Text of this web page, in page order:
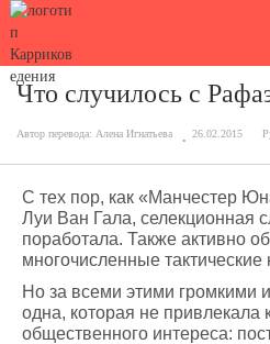
Что случилось с
Автор перевода: Алена Игнатьева 26.02.2015
С тех пор, как «Манчестер
Луи Ван Гала, селекционная
поработала. Также активно
многочисленные
Но за всеми этими громкими
одна, которая не привлекала
общественного интереса: